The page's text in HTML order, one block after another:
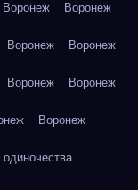
Воронеж Воронеж
Воронеж Воронеж
Воронеж Воронеж
Воронеж